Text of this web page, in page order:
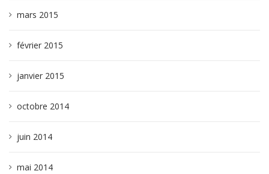
mars 2015
février 2015
janvier 2015
octobre 2014
juin 2014
mai 2014